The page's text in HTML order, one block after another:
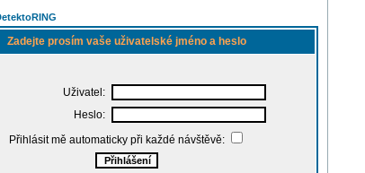
Zadejte prosím vaše uživatelské jméno a heslo
Uživatel:
Heslo:
Přihlásit mě automaticky při každé návštěvě: